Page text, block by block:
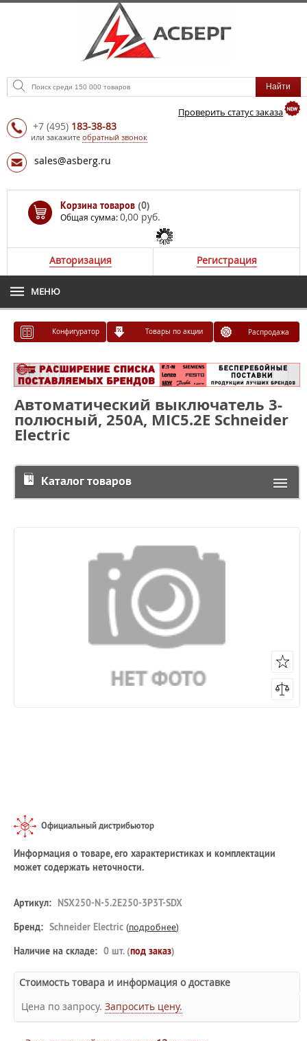
Проверить статус заказа
+7 (495) 183-38-83
или закажите обратный звонок
sales@asberg.ru
Корзина товаров (0)
Общая сумма:0,00 руб.
Авторизация Регистрация
МЕНЮ
Конфигуратор Товары по акции Распродажа
Автоматический выключатель 3-
полюсный, 250А, MIC5.2E Schneider
Electric
Каталог товаров
Официальный дистрибьютор
Информация о товаре, его характеристиках и комплектации
может содержать неточности.
Артикул: NSX250-N-5.2E250-3P3T-SDX
Бренд: Schneider Electric (подробнее)
Наличие на складе: 0 шт. (под заказ)
Стоимость товара и информация о доставке
Цена по запросу. Запросить цену.